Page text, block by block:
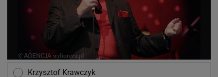
Krzysztof Krawczyk